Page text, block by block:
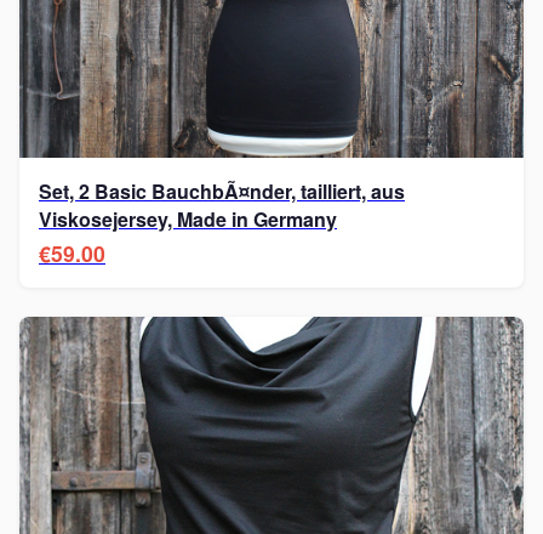
Set, 2 Basic BauchbÃ¤nder, tailliert, aus
Viskosejersey, Made in Germany
€59.00